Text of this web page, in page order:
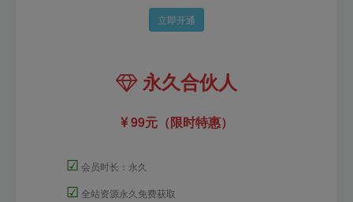
立即开通
永久合伙人
99元（限时特惠）
☑ 会员时长：永久
☑ 全站资源永久免费获取